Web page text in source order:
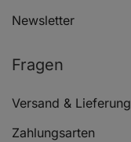
Newsletter
Fragen
Versand & Lieferung
Zahlungsarten